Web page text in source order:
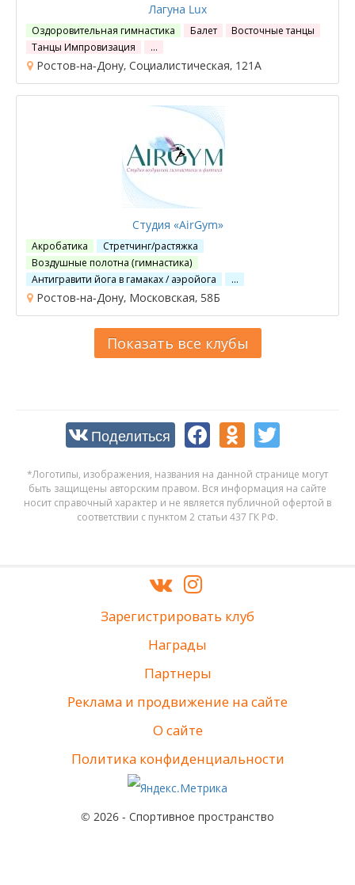
Лагуна Lux
Оздоровительная гимнастика Балет
Восточные танцы
Танцы Импровизация
…
Ростов-на-Дону, Социалистическая, 121А
Студия «AirGym»
Акробатика
Стретчинг/растяжка
Воздушные полотна (гимнастика)
Антигравити йога в гамаках / аэройога
…
Ростов-на-Дону, Московская, 58Б
Показать все клубы
Поделиться
*Логотипы, изображения, названия на данной странице могут
быть защищены авторским правом. Вся информация на сайте
носит справочный характер и не является публичной офертой в
соответствии с пунктом 2 статьи 437 ГК РФ.
Зарегистрировать клуб
Награды
Партнеры
Реклама и продвижение на сайте
О сайте
Политика конфиденциальности
© 2026 - Спортивное пространство